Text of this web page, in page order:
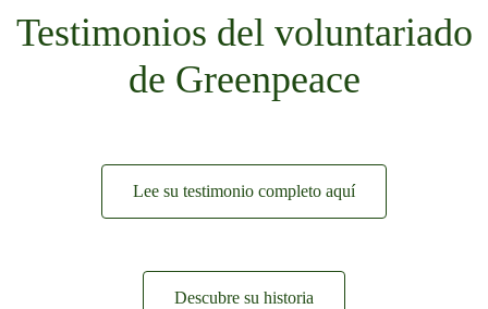
Testimonios del voluntariado
de Greenpeace
Lee su testimonio completo aquí
Descubre su historia